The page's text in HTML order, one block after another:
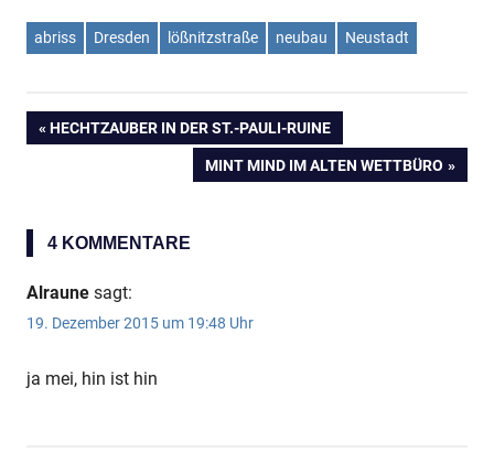
abriss Dresden lößnitzstraße neubau Neustadt
Beitragsnavigation
VORHERIGER
HECHTZAUBER IN DER ST.-PAULI-RUINE
NÄCHSTER
MINT MIND IM ALTEN WETTBÜRO
4 KOMMENTARE
Alraune sagt:
19. Dezember 2015 um 19:48 Uhr
ja mei, hin ist hin